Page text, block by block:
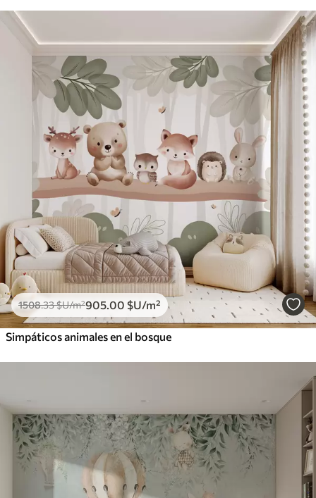
1508.33$U/m²905 .00 $U/m²
Simpáticos animales en el bosque